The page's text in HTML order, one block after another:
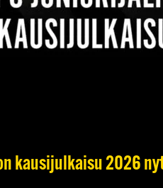
kausijulkaisu 2026